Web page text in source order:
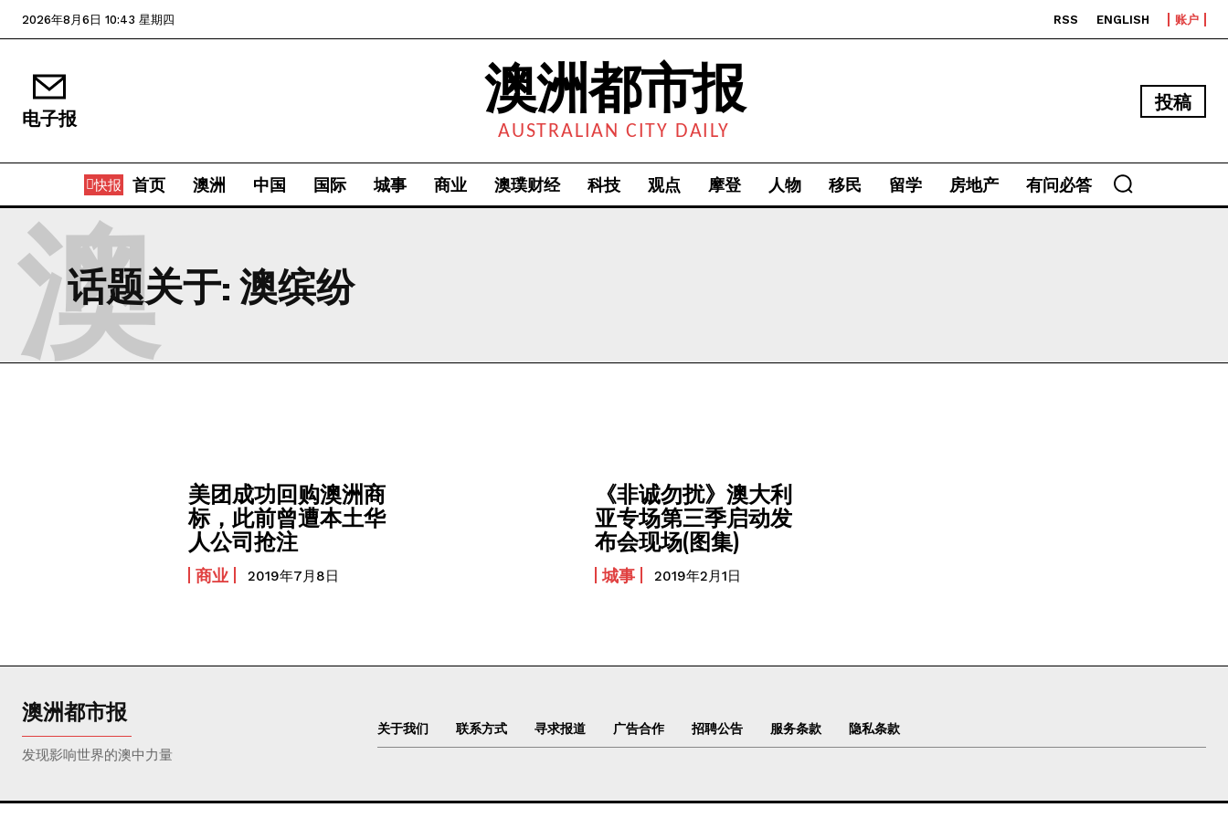
2026年8月6日 10:43 星期四 RSS ENGLISH 账户
电子报 澳洲都市报
AUSTRALIAN CITY DAILY
投稿
快报 首页 澳洲 中国 国际 城事 商业 澳璞财经 科技 观点 摩登 人物 移民 留学 房地产 有问必答
话题关于: 澳缤纷
澳
美团成功回购澳洲商
标，此前曾遭本土华
人公司抢注
商业 2019年7月8日
《非诚勿扰》澳大利
亚专场第三季启动发
布会现场(图集)
城事 2019年2月1日
澳洲都市报
发现影响世界的澳中力量
关于我们 联系方式 寻求报道 广告合作 招聘公告 服务条款 隐私条款